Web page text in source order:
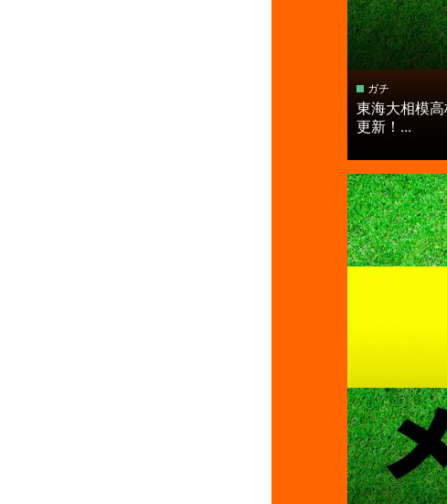
ガチ
東海大相模
更新！...